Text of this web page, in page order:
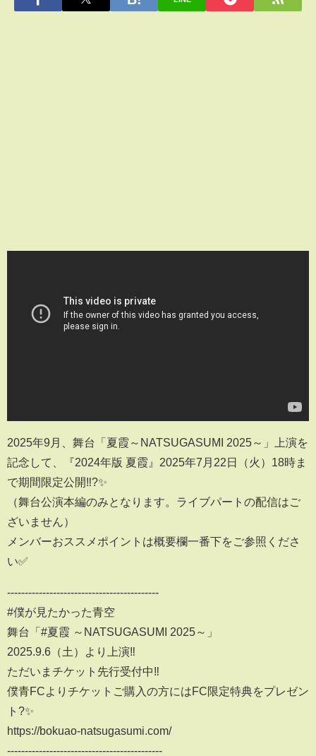
2025年9月、舞台「夏霞～NATSUGASUMI 2025～」上演を
記念して、『2024年版 夏霞』2025年7月22日（火）18時ま
で期間限定公開‼?✨
（舞台公演本編のみとなります。ライブパートの配信はご
ざいません）
メンバーおススメポイントは概要欄一番下をご参照くださ
い✅
-------------------------------------------
#僕が見たかった青空
舞台「#夏霞 ～NATSUGASUMI 2025～」
2025.9.6（土）より上演‼
ただいまチケット先行受付中‼
僕青FCよりチケットご購入の方にはFC限定特典をプレゼン
ト?✨
https://bokuao-natsugasumi.com/
--------------------------------------------